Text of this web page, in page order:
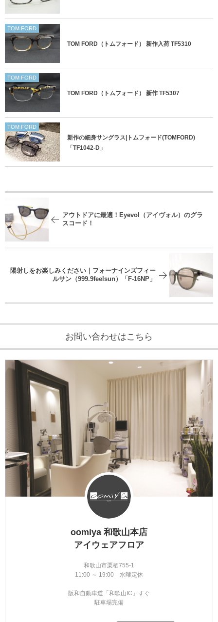
TOM FORD
TOM FORD（トムフォード） 新作入荷 TF5310
TOM FORD
TOM FORD（トムフォード） 新作 TF5307
TOM FORD
新作の細身サングラス|トムフォード(TOMFORD)
「TF1042-D」
アウトドアに最適！Eyevol（アイヴォル）のグラ
スコード！
陽射しをお楽しみください｜フォーナインズフィー
ルサン（999.9feelsun）「F-16NP」
お問い合わせはこちら
oomiya 和歌山本店
アイウェアフロア
和歌山市栗栖755-1
11:00 ～ 19:00 水曜定休
阪和自動車道「和歌山IC」すぐ
駐車場完備